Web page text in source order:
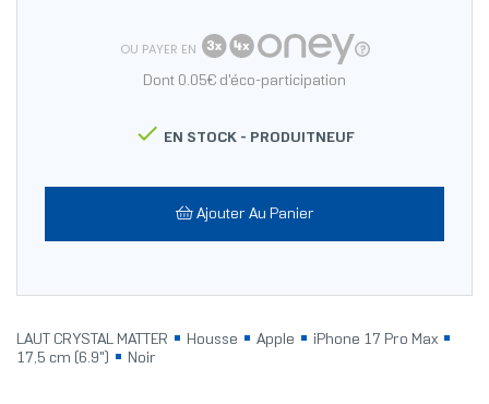
OU PAYER EN
Dont 0.05€ d'éco-participation
 EN STOCK - PRODUITNEUF
Ajouter Au Panier
LAUT CRYSTAL MATTER Housse Apple
iPhone 17 Pro Max
17,5 cm (6.9")
Noir